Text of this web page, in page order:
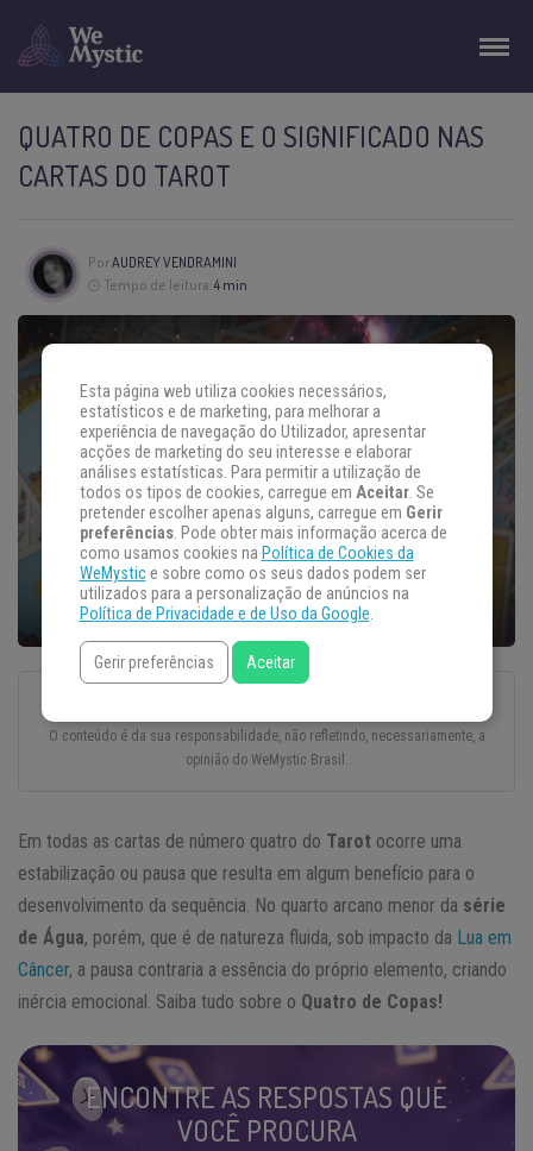
QUATRO DE COPAS E O SIGNIFICADO NAS
CARTAS DO TAROT
PorAUDREY VENDRAMINI
Tempo de leitura:4 min
Esse texto foi escrito com todo o cuidado e carinho por um autor convidado.
O conteúdo é da sua responsabilidade, não refletindo, necessariamente, a
opinião do WeMystic Brasil.
Em todas as cartas de número quatro do Tarot ocorre uma
estabilização ou pausa que resulta em algum benefício para o
desenvolvimento da sequência. No quarto arcano menor da série
de Água, porém, que é de natureza fluida, sob impacto da Lua em
Câncer, a pausa contraria a essência do próprio elemento, criando
inércia emocional. Saiba tudo sobre o Quatro de Copas!
ENCONTRE AS RESPOSTAS QUE
VOCÊ PROCURA
Esta página web utiliza cookies necessários,
estatísticos e de marketing, para melhorar a
experiência de navegação do Utilizador, apresentar
acções de marketing do seu interesse e elaborar
análises estatísticas. Para permitir a utilização de
todos os tipos de cookies, carregue em Aceitar. Se
pretender escolher apenas alguns, carregue em Gerir
preferências. Pode obter mais informação acerca de
como usamos cookies na Política de Cookies da
WeMystice sobre como os seus dados podem ser
utilizados para a personalização de anúncios na
Política de Privacidade e de Uso da Google.
Gerir preferências Aceitar